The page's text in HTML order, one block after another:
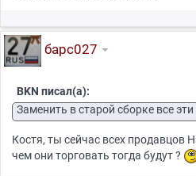
барс027
BKN писал(а):
Заменить в старой сборке все
Костя, ты сейчас всех продавцов
чем они торговать тогда будут ?